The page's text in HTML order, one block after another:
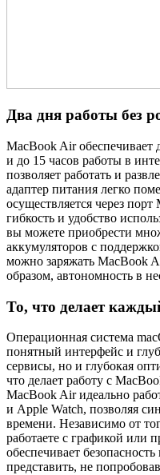
Два дня работы без
MacBook Air обеспечивает
и до 15 часов работы в
позволяет работать и
адаптер питания легко
осуществляется через
гибкость и удобство
вы можете приобрести
аккумуляторов с
можно заряжать MacBook
образом, автономность в
То, что делает
Операционная система
понятный интерфейс и
сервисы, но и глубокая
что делает работу с
MacBook Air идеально
и Apple Watch, позволяя
времени. Независимо от
работаете с графикой или
обеспечивает
представить, не